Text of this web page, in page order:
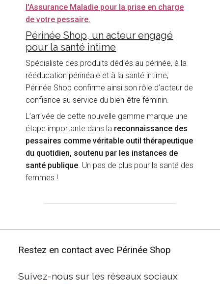
l'Assurance Maladie pour la prise en charge
de votre pessaire.
Périnée Shop, un acteur engagé
pour la santé intime
Spécialiste des produits dédiés au périnée, à la
rééducation périnéale et à la santé intime,
Périnée Shop confirme ainsi son rôle d’acteur de
confiance au service du bien-être féminin.
L’arrivée de cette nouvelle gamme marque une
étape importante dans la reconnaissance des
pessaires comme véritable outil thérapeutique
du quotidien, soutenu par les instances de
santé publique . Un pas de plus pour la santé des
femmes !
Restez en contact avec Périnée Shop
Suivez-nous sur les réseaux sociaux